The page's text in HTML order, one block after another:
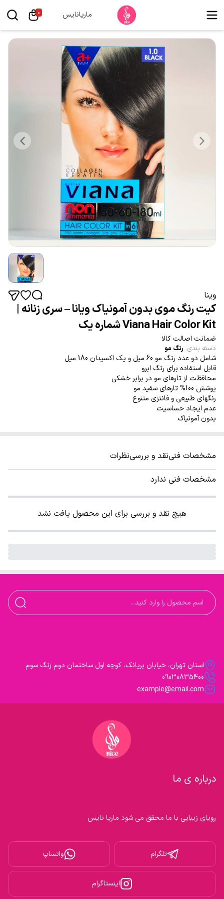
ماریانایس 0
وینا
کیت رنگ موی بدون آمونیاک ویانا – سری زنانه |
Viana Hair Color Kit شماره یک
ضمانت اصالت کالا
دسته بندی: رنگ مو
شامل دو عدد رنگ مو 60 میل و یک اکسیدان 180 میل
قابل استفاده برای رنگ ابرو
محافظت از تارهای مو در برابر خشکی
پوشش 100% تارهای سفید مو
رنگهای طبیعی و فانتزی متنوع
عدم ایجاد حساسیت
بدون آمونیاک
مشخصات فنینقد و بررسینظرات
مشخصات فنی ندارد
هیچ نقد و بررسی برای این محصول یافت نشد
درباره ی ما
رویای زیبایی با ما محقق می شود ماریا نایس
تلگرام واتساپ
اینستاگرام
استان تهران، خیابان بریانک، کوچه اول ساختمان دوم زنگ سوم
09030835400
example@email.com